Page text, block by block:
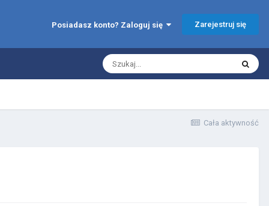
Posiadasz konto? Zaloguj się Zarejestruj się
Cała aktywność